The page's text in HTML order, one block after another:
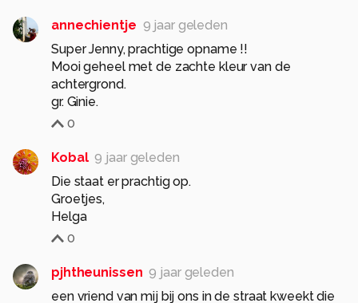
annechientje 9 jaar geleden
Super Jenny, prachtige opname !!
Mooi geheel met de zachte kleur van de
achtergrond.
gr. Ginie.
0
Kobal 9 jaar geleden
Die staat er prachtig op.
Groetjes,
Helga
0
pjhtheunissen 9 jaar geleden
een vriend van mij bij ons in de straat kweekt die